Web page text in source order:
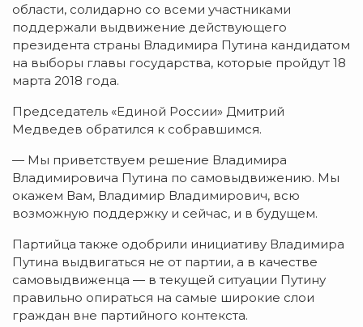
области, солидарно со всеми участниками
поддержали выдвижение действующего
президента страны Владимира Путина кандидатом
на выборы главы государства, которые пройдут 18
марта 2018 года.
Председатель «Единой России» Дмитрий
Медведев обратился к собравшимся.
— Мы приветствуем решение Владимира
Владимировича Путина по самовыдвижению. Мы
окажем Вам, Владимир Владимирович, всю
возможную поддержку и сейчас, и в будущем.
Партийца также одобрили инициативу Владимира
Путина выдвигаться не от партии, а в качестве
самовыдвиженца — в текущей ситуации Путину
правильно опираться на самые широкие слои
граждан вне партийного контекста.